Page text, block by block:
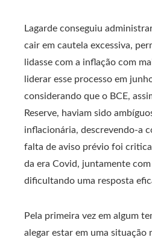
Lagarde conseguiu
cair em cautela excessiva,
lidasse com a inflação com
liderar esse processo em
considerando que o BCE,
Reserve, haviam sido
inflacionária, descrevendo-a
falta de aviso prévio foi
da era Covid, juntamente
dificultando uma resposta
Pela primeira vez em algum
alegar estar em uma situação